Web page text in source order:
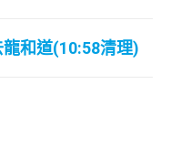
和道(10:58清理)